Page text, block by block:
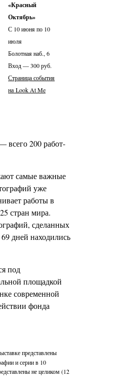
«Красный
Октябрь»
С 10 июня по 10
июля
Болотная наб., 6
Вход — 300 руб.
Страница события
на Look At Me
всего 200 работ-
самые важные
уже
работы в
стран мира.
сделанных
дней находились
под
площадкой
современной
фонда
представлены
и серии в 10
не целиком (12